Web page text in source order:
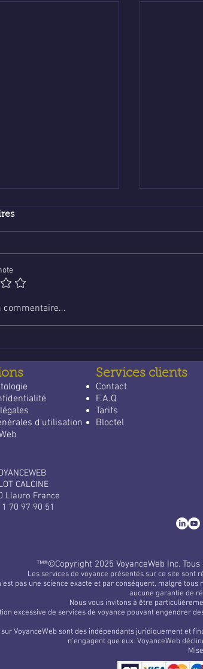
en ligne :
des
commentaire...
d'utilisation
Services clients
Contact
F.A.Q
Tarifs
Bloctel
CALCINE
Llauro France
1 70 97 90 51
™®©​Copyright 2025 VoyanceWeb Inc.
Les services de voyance présentés sur ce site sont
pas une science exacte et par conséquent, malgré
aucune garantie de
Nous vous invitons à être
excessive de services de voyance pouvant engendrer
VoyanceWeb sont des indépendants juridiquement et
n'engagent que eux. VoyanceWeb